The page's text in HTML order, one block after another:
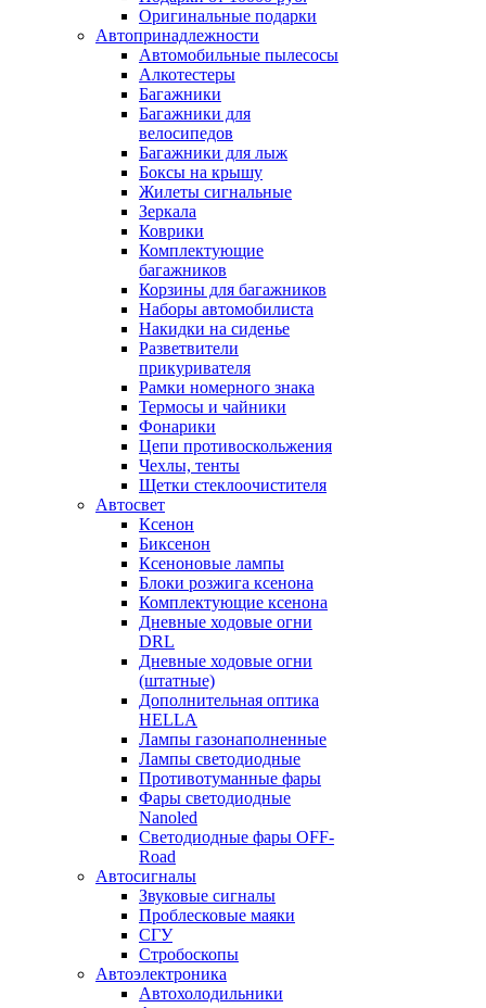
Оригинальные подарки
Автопринадлежности
Автомобильные пылесосы
Алкотестеры
Багажники
Багажники для
велосипедов
Багажники для лыж
Боксы на крышу
Жилеты сигнальные
Зеркала
Коврики
Комплектующие
багажников
Корзины для багажников
Наборы автомобилиста
Накидки на сиденье
Разветвители
прикуривателя
Рамки номерного знака
Термосы и чайники
Фонарики
Цепи противоскольжения
Чехлы, тенты
Щетки стеклоочистителя
Автосвет
Ксенон
Биксенон
Ксеноновые лампы
Блоки розжига ксенона
Комплектующие ксенона
Дневные ходовые огни
DRL
Дневные ходовые огни
(штатные)
Дополнительная оптика
HELLA
Лампы газонаполненные
Лампы светодиодные
Противотуманные фары
Фары светодиодные
Nanoled
Светодиодные фары OFF-
Road
Автосигналы
Звуковые сигналы
Проблесковые маяки
СГУ
Стробоскопы
Автоэлектроника
Автохолодильники